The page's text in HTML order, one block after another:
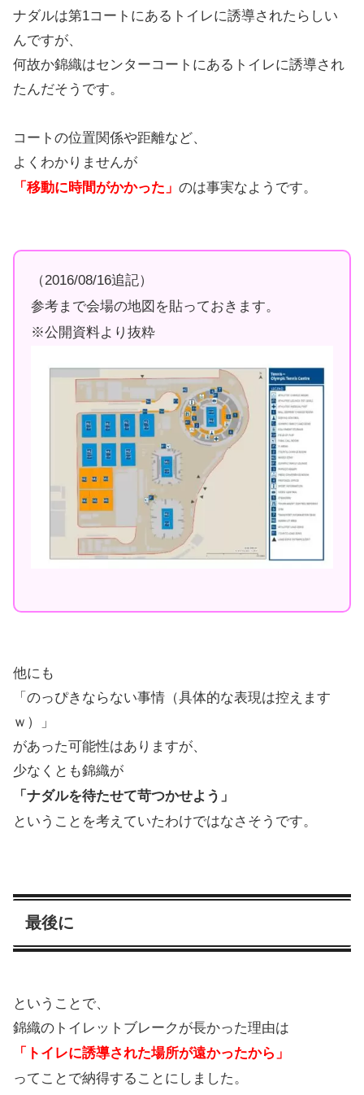
ナダルは第1コートにあるトイレに誘導されたらしい
んですが、
何故か錦織はセンターコートにあるトイレに誘導され
たんだそうです。
コートの位置関係や距離など、
よくわかりませんが
「移動に時間がかかった」 のは事実なようです。
（2016/08/16追記）
参考まで会場の地図を貼っておきます。
※公開資料より抜粋
他にも
「のっぴきならない事情（具体的な表現は控えます
ｗ）」
があった可能性はありますが、
少なくとも錦織が
「ナダルを待たせて苛つかせよう」
ということを考えていたわけではなさそうです。
最後に
ということで、
錦織のトイレットブレークが長かった理由は
「トイレに誘導された場所が遠かったから」
ってことで納得することにしました。